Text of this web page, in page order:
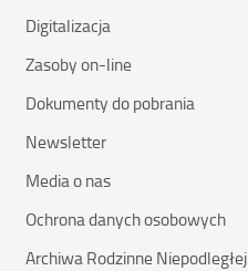
Digitalizacja
Zasoby on-line
Dokumenty do pobrania
Newsletter
Media o nas
Ochrona danych osobowych
Archiwa Rodzinne Niepodległej